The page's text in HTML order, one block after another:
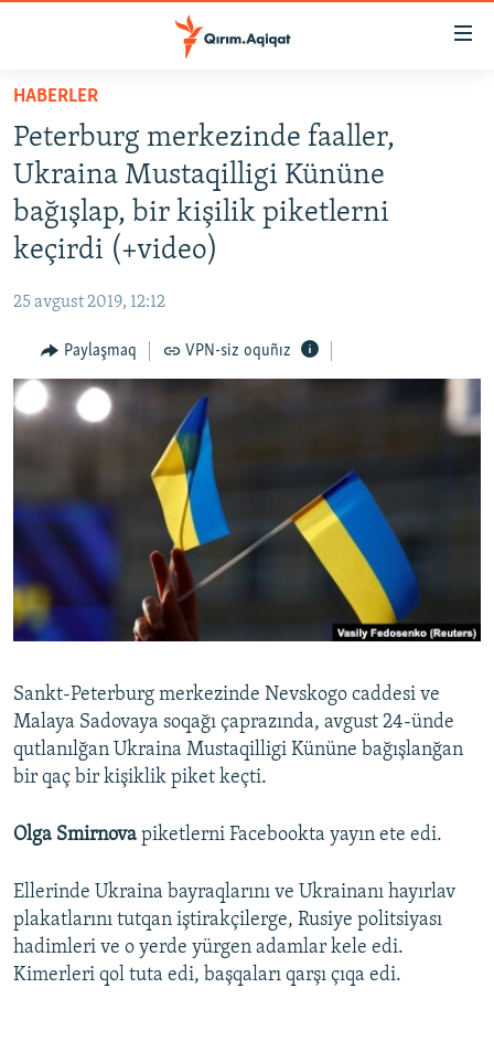
Esas
qaytmaq
Baş
navigatsiyağa
qaytmaq
Qıdıruvğa
HABERLER
SİYASET
İQTİSADİYAT
CEMİYET
İNSAN AQLARI
VİDEO
SÜRET
BLOGLAR
Русский
Українською
QOŞULIÑIZ!
RFE/RS bütün saytları
HABERLER
Peterburg merkezinde faaller,
Ukraina Mustaqilligi Kününe
bağışlap, bir kişilik piketlerni
keçirdi (+video)
25 avgust 2019, 12:12
Paylaşmaq VPN-siz oquñız
Sankt-Peterburg merkezinde Nevskogo caddesi ve
Malaya Sadovaya soqağı çaprazında, avgust 24-ünde
qutlanılğan Ukraina Mustaqilligi Kününe bağışlanğan
bir qaç bir kişiklik piket keçti.
Olga Smirnova piketlerni Facebookta yayın ete edi.
Ellerinde Ukraina bayraqlarını ve Ukrainanı hayırlav
plakatlarını tutqan iştirakçilerge, Rusiye politsiyası
hadimleri ve o yerde yürgen adamlar kele edi.
Kimerleri qol tuta edi, başqaları qarşı çıqa edi.